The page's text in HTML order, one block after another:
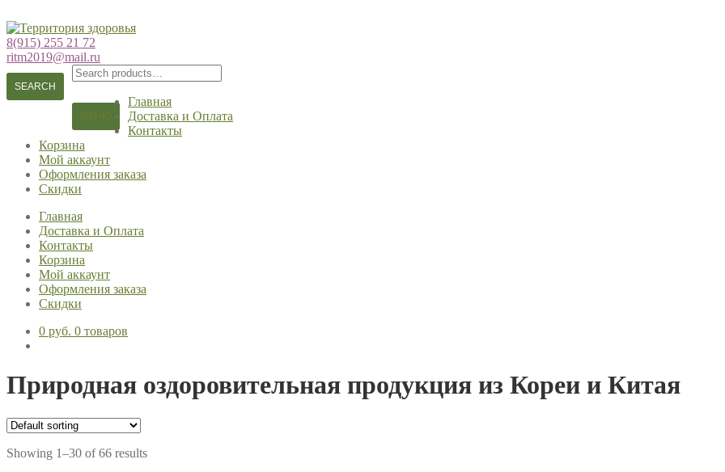
Перейти
к
навигации
Перейти
к
содержимому
8(915) 255 21 72
ritm2019@mail.ru
Search
for:
SEARCH
Главная
Доставка и Оплата
Контакты
Корзина
Мой аккаунт
Оформления заказа
Скидки
Главная
Доставка и Оплата
Контакты
Корзина
Мой аккаунт
Оформления заказа
Скидки
0 руб. 0 товаров
Природная оздоровительная продукция из Кореи и Китая
Showing 1–30 of 66 results